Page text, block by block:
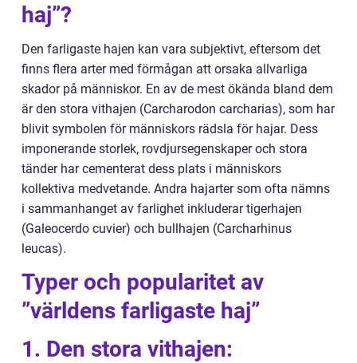
haj”?
Den farligaste hajen kan vara subjektivt, eftersom det
finns flera arter med förmågan att orsaka allvarliga
skador på människor. En av de mest ökända bland dem
är den stora vithajen (Carcharodon carcharias), som har
blivit symbolen för människors rädsla för hajar. Dess
imponerande storlek, rovdjursegenskaper och stora
tänder har cementerat dess plats i människors
kollektiva medvetande. Andra hajarter som ofta nämns
i sammanhanget av farlighet inkluderar tigerhajen
(Galeocerdo cuvier) och bullhajen (Carcharhinus
leucas).
Typer och popularitet av
”världens farligaste haj”
1. Den stora vithajen: